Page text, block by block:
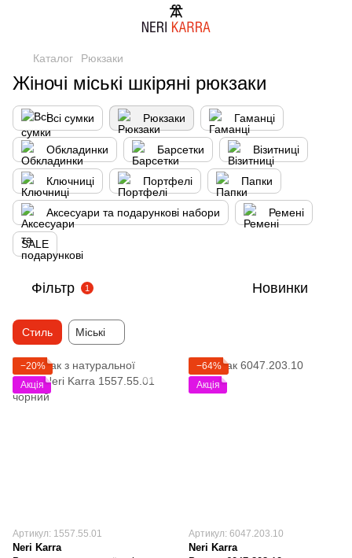
Каталог Рюкзаки
Жіночі міські шкіряні рюкзаки
Всі сумки Рюкзаки Гаманці
Обкладинки Барсетки Візитниці
Ключниці Портфелі Папки
Аксесуари та подарункові набори Ремені
SALE
Фільтр 1 Новинки
Стиль Міські
−20%
Акція
Артикул: 1557.55.01
Neri Karra
−64%
Акція
Артикул: 6047.203.10
Neri Karra